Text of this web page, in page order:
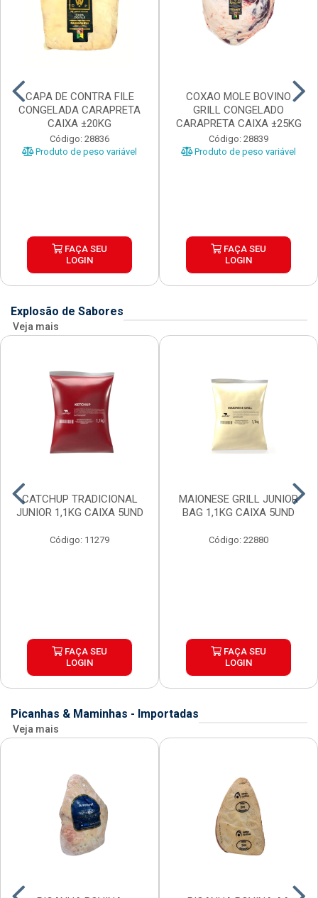
CAPA DE CONTRA FILE
CONGELADA CARAPRETA
CAIXA ±20KG
Código: 28836
Produto de peso variável
FAÇA SEU
LOGIN
COXAO MOLE BOVINO
GRILL CONGELADO
CARAPRETA CAIXA ±25KG
Código: 28839
Produto de peso variável
FAÇA SEU
LOGIN
Explosão de Sabores
Veja mais
CATCHUP TRADICIONAL
JUNIOR 1,1KG CAIXA 5UND
Código: 11279
FAÇA SEU
LOGIN
MAIONESE GRILL JUNIOR
BAG 1,1KG CAIXA 5UND
Código: 22880
FAÇA SEU
LOGIN
Picanhas & Maminhas - Importadas
Veja mais